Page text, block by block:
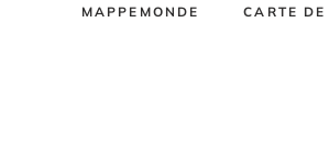
MAPPEMONDE CARTE